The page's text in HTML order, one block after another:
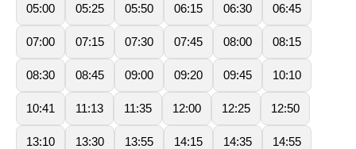
05:00 05:25 05:50 06:15 06:30 06:45
07:00 07:15 07:30 07:45 08:00 08:15
08:30 08:45 09:00 09:20 09:45 10:10
10:41 11:13 11:35 12:00 12:25 12:50
13:10 13:30 13:55 14:15 14:35 14:55